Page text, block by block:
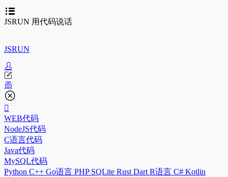
JSRUN 用代码说话
JSRUN
WEB代码
NodeJS代码
C语言代码
Java代码
MySQL代码
Python C++ Go语言 PHP SQLite Rust Dart R语言 C# Kotlin